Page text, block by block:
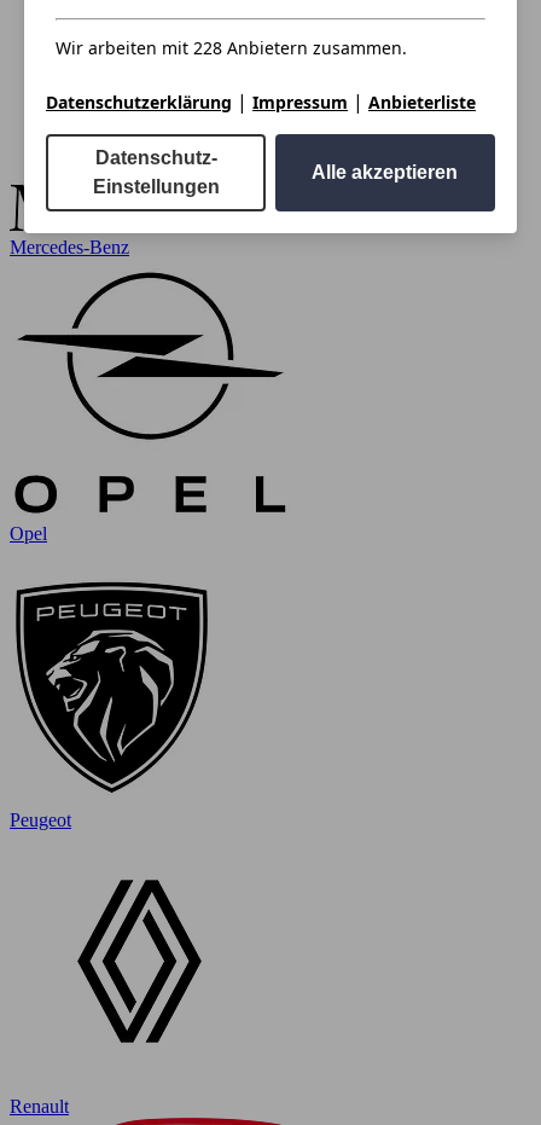
Mercedes-Benz
Opel
Peugeot
Renault
Wir arbeiten mit 228 Anbietern zusammen.
Datenschutzerklärung | Impressum | Anbieterliste
Datenschutz-
Einstellungen
Alle akzeptieren